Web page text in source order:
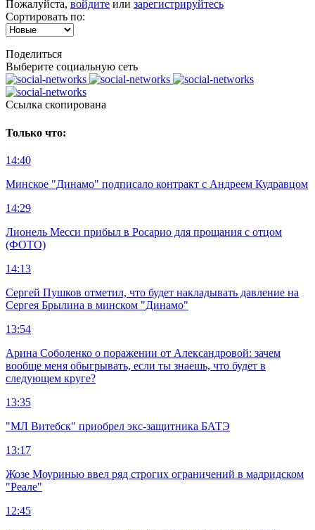
Пожалуйста, войдите или зарегистрируйтесь
Сортировать по:
Поделиться
Выберите социальную сеть
Ccылка скопирована
Только что:
14:40
Минское "Динамо" подписало контракт с Андреем Кудравцом
14:29
Лионель Месси прибыл в Росарио для прощания с отцом
(ФОТО)
14:13
Сергей Пушков отметил, что будет накладывать давление на
Сергея Брылина в минском "Динамо"
13:54
Арина Соболенко о поражении от Александровой: зачем
вообще меня обыгрывать, если ты знаешь, что будет в
следующем круге?
13:35
"МЛ Витебск" приобрел экс-защитника БАТЭ
13:17
Жозе Моуринью ввел ряд строгих ограничений в мадридском
"Реале"
12:45